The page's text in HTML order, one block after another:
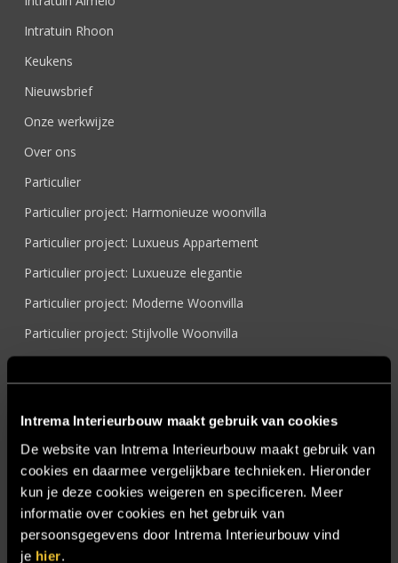
Intrema Interieurbouw maakt gebruik van cookies
De website van Intrema Interieurbouw maakt gebruik van
cookies en daarmee vergelijkbare technieken. Hieronder
kun je deze cookies weigeren en specificeren. Meer
informatie over cookies en het gebruik van
persoonsgegevens door Intrema Interieurbouw vind
je hier.
Intratuin Rhoon
Keukens
Nieuwsbrief
Onze werkwijze
Over ons
Particulier
Particulier project: Harmonieuze woonvilla
Particulier project: Luxueus Appartement
Particulier project: Luxueuze elegantie
Particulier project: Moderne Woonvilla
Particulier project: Stijlvolle Woonvilla
Referenties
Samenwerken
Sensire
Showroom
SIDN